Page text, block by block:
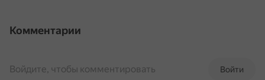
Комментарии
Войти
Войдите, чтобы комментировать